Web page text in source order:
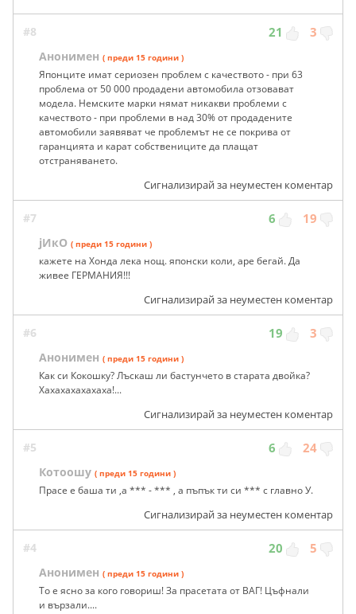
#8 21 3
Анонимен ( преди 15 години )
Японците имат сериозен проблем с качеството - при 63
проблема от 50 000 продадени автомобила отзовават
модела. Немските марки нямат никакви проблеми с
качеството - при проблеми в над 30% от продадените
автомобили заявяват че проблемът не се покрива от
гаранцията и карат собствениците да плащат
отстраняването.
Сигнализирай за неуместен коментар
#7 6 19
jИкО ( преди 15 години )
кажете на Хонда лека нощ. японски коли, аре бегай. Да
живее ГЕРМАНИЯ!!!
Сигнализирай за неуместен коментар
#6 19 3
Анонимен ( преди 15 години )
Как си Кокошку? Лъскаш ли бастунчето в старата двойка?
Хахахахахахаха!...
Сигнализирай за неуместен коментар
#5 6 24
Котоошу ( преди 15 години )
Прасе е баша ти ,а *** - *** , а пъпък ти си *** с главно У.
Сигнализирай за неуместен коментар
#4 20 5
Анонимен ( преди 15 години )
То е ясно за кого говориш! За прасетата от ВАГ! Цъфнали
и вързали....